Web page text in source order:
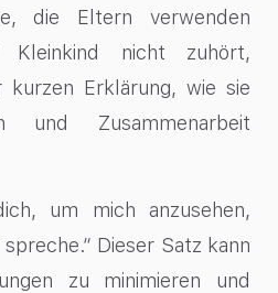
die Eltern verwenden
Kleinkind nicht zuhört,
kurzen Erklärung, wie sie
und Zusammenarbeit
um mich anzusehen,
Dieser Satz kann
zu minimieren und